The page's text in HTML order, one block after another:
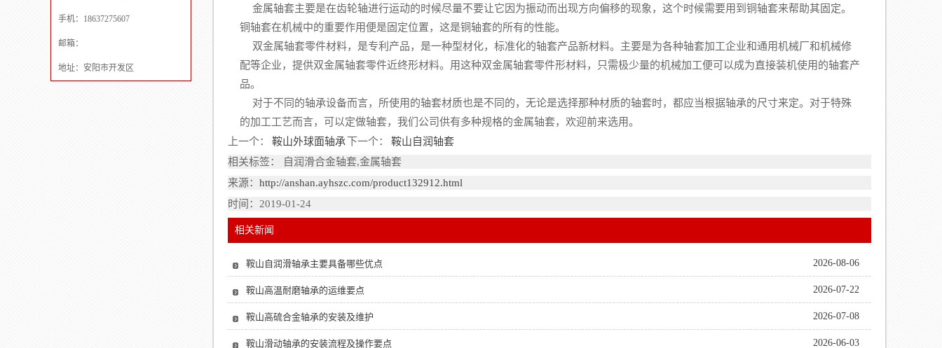
手机：18637275607
邮箱：
地址：安阳市开发区
金属轴套主要是在齿轮轴进行运动的时候尽量不要让它因为振动而出现方向偏移的现象，这个时候需要用到铜轴套来帮助其固定。
铜轴套在机械中的重要作用便是固定位置，这是铜轴套的所有的性能。
双金属轴套零件材料，是专利产品，是一种型材化，标准化的轴套产品新材料。主要是为各种轴套加工企业和通用机械厂和机械修
配等企业，提供双金属轴套零件近终形材料。用这种双金属轴套零件形材料，只需极少量的机械加工便可以成为直接装机使用的轴套产
品。
对于不同的轴承设备而言，所使用的轴套材质也是不同的，无论是选择那种材质的轴套时，都应当根据轴承的尺寸来定。对于特殊
的加工工艺而言，可以定做轴套，我们公司供有多种规格的金属轴套，欢迎前来选用。
上一个：
鞍山外球面轴承 下一个：
鞍山自润轴套
相关标签： 自润滑合金轴套,金属轴套
来源： http://anshan.ayhszc.com/product132912.html
时间：2019-01-24
相关新闻
2026-08-06
鞍山自润滑轴承主要具备哪些优点
2026-07-22
鞍山高温耐磨轴承的运维要点
2026-07-08
鞍山高硫合金轴承的安装及维护
2026-06-03
鞍山滑动轴承的安装流程及操作要点